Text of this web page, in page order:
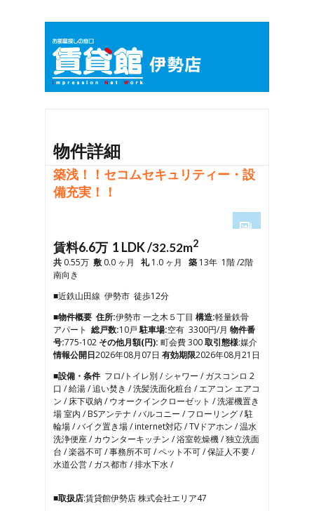
物件詳細
築浅！！セコムセキュリティー・設
備充実！！
2
3
6
7
8
9
11
12
13
14
15
16
17
賃料6.6万 1 LDK /32.52m2
共 0.55万 敷 0.0 ヶ月 礼1.0 ヶ月 築 13年 1階 /2階
南向き
■近鉄山田線 伊勢市 徒歩12分
■物件概要 住所:伊勢市 一之木５丁目 構造:軽量鉄骨
アパート 総戸数:10戸駐車場:空有 3300円/月 物件番
号:775-102 その他月額(円): 町会費 300取引態様:媒介
情報公開日2026年08月07日 有効期限2026年08月21日
■設備・条件 フロ/トイレ別 / シャワー / ガスコンロ 2
口 / 給湯 / 追い焚き / 洗髪洗面化粧台 / エアコン エアコ
ン / 床下収納 / ウオークインクローゼット / 洗濯機置き
場 室内 / BSアンテナ / バルコニー / フローリング / 駐
輪場 / バイク置き場 / internet対応 / TVドアホン / 温水
洗浄便座 / カウンターキッチン / 浴室乾燥機 / 独立洗面
台 / 楽器不可 / 事務所不可 / ペット不可 / 保証人不要 /
水道公営 / ガス都市 / 排水下水 /
■取扱店:賃貸館伊勢店 株式会社エリア47